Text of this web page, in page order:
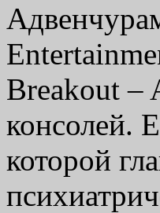
Breakout –
консолей.
которой